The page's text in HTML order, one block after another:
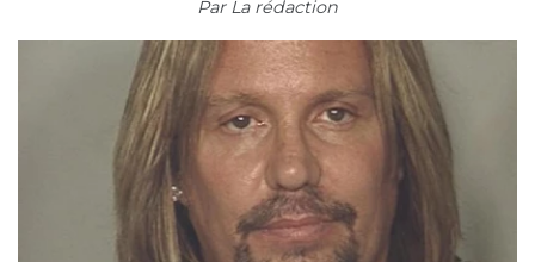
Par La rédaction